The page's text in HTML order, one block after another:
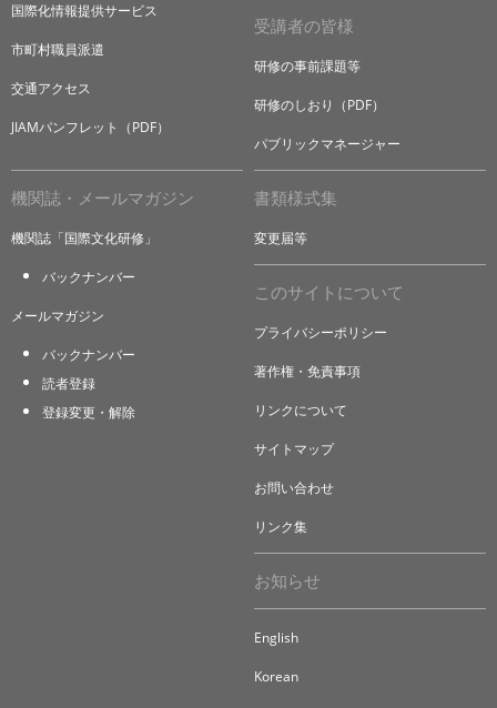
国際化情報提供サービス
市町村職員派遣
交通アクセス
JIAMパンフレット（PDF）
受講者の皆様
研修の事前課題等
研修のしおり（PDF）
パブリックマネージャー
機関誌・メールマガジン
機関誌「国際文化研修」
バックナンバー
メールマガジン
バックナンバー
読者登録
登録変更・解除
書類様式集
変更届等
このサイトについて
プライバシーポリシー
著作権・免責事項
リンクについて
サイトマップ
お問い合わせ
リンク集
お知らせ
English
Korean